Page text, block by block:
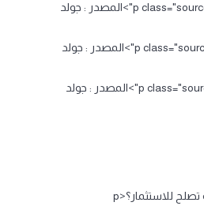
تعليقة31.45جرام<p class="source_title">المصدر : جولد
31.1جرام بيضاوي<p class="source_title">المصدر : جولد
20جرام بيضاوي<p class="source_title">المصدر : جولد
هل المشغولات الذهبية تصلح للاستثمار؟<p